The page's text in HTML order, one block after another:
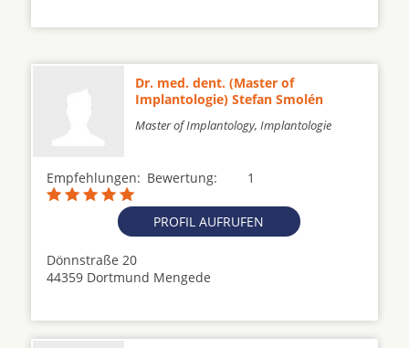
Dr. med. dent. (Master of
Implantologie) Stefan Smolén
Master of Implantology, Implantologie
Empfehlungen: 1
Bewertung:
PROFIL AUFRUFEN
Dönnstraße 20
44359 Dortmund Mengede